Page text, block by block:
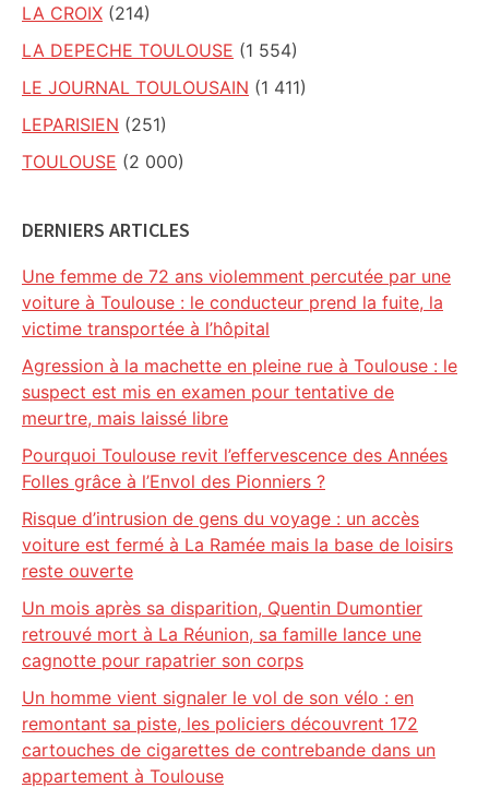
LA CROIX (214)
LA DEPECHE TOULOUSE (1 554)
LE JOURNAL TOULOUSAIN (1 411)
LEPARISIEN (251)
TOULOUSE (2 000)
DERNIERS ARTICLES
Une femme de 72 ans violemment percutée par une
voiture à Toulouse : le conducteur prend la fuite, la
victime transportée à l’hôpital
Agression à la machette en pleine rue à Toulouse : le
suspect est mis en examen pour tentative de
meurtre, mais laissé libre
Pourquoi Toulouse revit l’effervescence des Années
Folles grâce à l’Envol des Pionniers ?
Risque d’intrusion de gens du voyage : un accès
voiture est fermé à La Ramée mais la base de loisirs
reste ouverte
Un mois après sa disparition, Quentin Dumontier
retrouvé mort à La Réunion, sa famille lance une
cagnotte pour rapatrier son corps
Un homme vient signaler le vol de son vélo : en
remontant sa piste, les policiers découvrent 172
cartouches de cigarettes de contrebande dans un
appartement à Toulouse